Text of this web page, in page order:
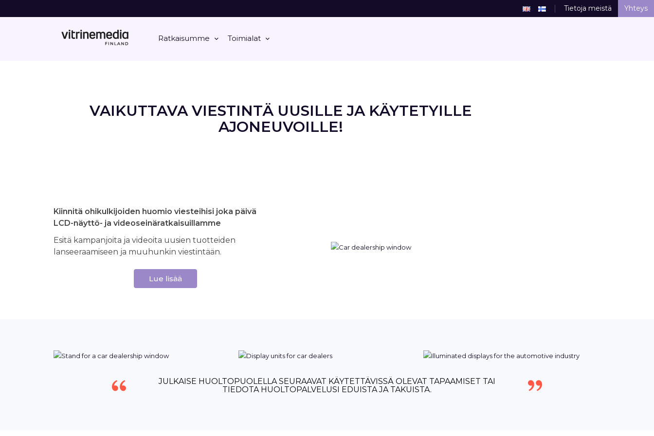
Ratkaisumme Toimialat
Tietoja meistä Yhteys
VAIKUTTAVA VIESTINTÄ UUSILLE JA KÄYTETYILLE
AJONEUVOILLE!
Kiinnitä ohikulkijoiden huomio viesteihisi joka päivä
LCD-näyttö- ja videoseinäratkaisuillamme
Esitä kampanjoita ja videoita uusien tuotteiden
lanseeraamiseen ja muuhunkin viestintään.
Lue lisää
JULKAISE HUOLTOPUOLELLA SEURAAVAT KÄYTETTÄVISSÄ OLEVAT TAPAAMISET TAI
TIEDOTA HUOLTOPALVELUSI EDUISTA JA TAKUISTA.